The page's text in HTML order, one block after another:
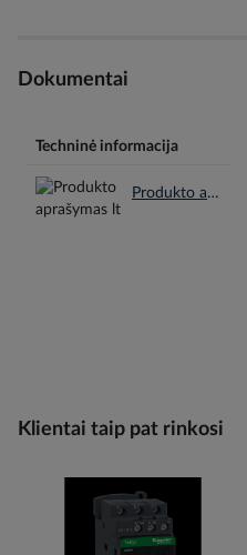
Dokumentai
Techninė informacija
Produkto aprašymas lt.pdf
Klientai taip pat rinkosi